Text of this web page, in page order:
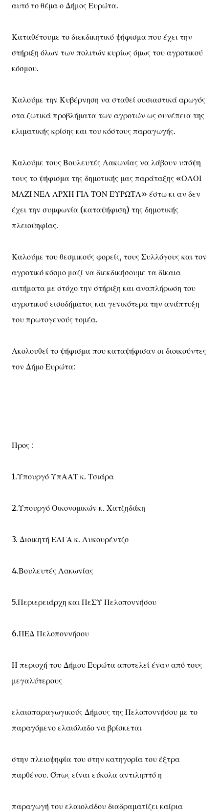
αυτό το θέμα ο Δήμος Ευρώτα.
Καταθέτουμε το διεκδικητικό ψήφισμα που έχει την
στήριξη όλων των πολιτών κυρίως όμως του αγροτικού
κόσμου.
Καλούμε την Κυβέρνηση να σταθεί ουσιαστικά αρωγός
στα ζωτικά προβλήματα των αγροτών ως συνέπεια της
κλιματικής κρίσης και του κόστους παραγωγής.
Καλούμε τους Βουλευτές Λακωνίας να λάβουν υπόψη
τους το ψήφισμα της δημοτικής μας παράταξης «ΟΛΟΙ
ΜΑΖΙ ΝΕΑ ΑΡΧΗ ΓΙΑ ΤΟΝ ΕΥΡΩΤΑ» έστω κι αν δεν
έχει την συμφωνία (καταψήφιση) της δημοτικής
πλειοψηφίας.
Καλούμε του θεσμικούς φορείς, τους Συλλόγους και τον
αγροτικό κόσμο μαζί να διεκδικήσουμε τα δίκαια
αιτήματα με στόχο την στήριξη και αναπλήρωση του
αγροτικού εισοδήματος και γενικότερα την ανάπτυξη
του πρωτογενούς τομέα.
Ακολουθεί το ψήφισμα που καταψήφισαν οι διοικούντες
τον Δήμο Ευρώτα:
Προς :
1.Υπουργό ΥπΑΑΤ κ. Τσιάρα
2.Υπουργό Οικονομικών κ. Χατζηδάκη
3. Διοικητή ΕΛΓΑ κ. Λυκουρέντζο
4.Βουλευτές Λακωνίας
5.Περιερειάρχη και ΠεΣΥ Πελοποννήσου
6.ΠΕΔ Πελοποννήσου
Η περιοχή του Δήμου Ευρώτα αποτελεί έναν από τους
μεγαλύτερους
ελαιοπαραγωγικούς Δήμους της Πελοποννήσου με το
παραγόμενο ελαιόλαδο να βρίσκεται
στην πλειοψηφία του στην κατηγορία του έξτρα
παρθένου. Όπως είναι εύκολα αντιληπτό η
παραγωγή του ελαιολάδου διαδραματίζει καίρια